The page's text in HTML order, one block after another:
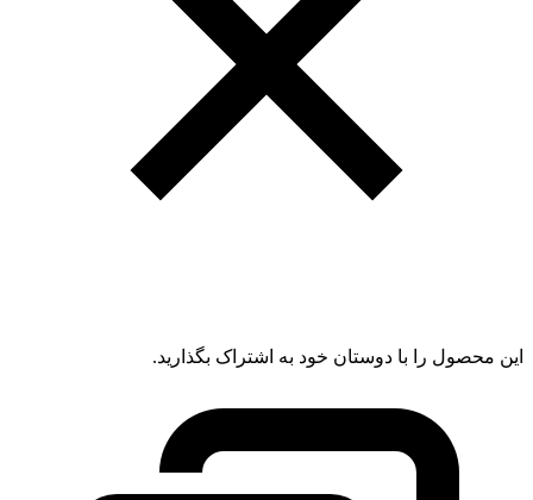
این محصول را با دوستان خود به اشتراک بگذارید.